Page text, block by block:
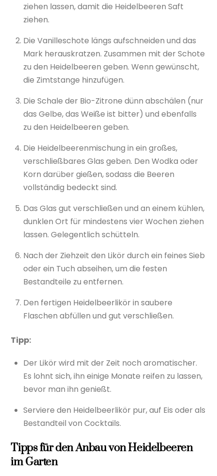
ziehen lassen, damit die Heidelbeeren Saft
ziehen.
Die Vanilleschote längs aufschneiden und das
Mark herauskratzen. Zusammen mit der Schote
zu den Heidelbeeren geben. Wenn gewünscht,
die Zimtstange hinzufügen.
Die Schale der Bio-Zitrone dünn abschälen (nur
das Gelbe, das Weiße ist bitter) und ebenfalls
zu den Heidelbeeren geben.
Die Heidelbeerenmischung in ein großes,
verschließbares Glas geben. Den Wodka oder
Korn darüber gießen, sodass die Beeren
vollständig bedeckt sind.
Das Glas gut verschließen und an einem kühlen,
dunklen Ort für mindestens vier Wochen ziehen
lassen. Gelegentlich schütteln.
Nach der Ziehzeit den Likör durch ein feines Sieb
oder ein Tuch abseihen, um die festen
Bestandteile zu entfernen.
Den fertigen Heidelbeerlikör in saubere
Flaschen abfüllen und gut verschließen.
Tipp:
Der Likör wird mit der Zeit noch aromatischer.
Es lohnt sich, ihn einige Monate reifen zu lassen,
bevor man ihn genießt.
Serviere den Heidelbeerlikör pur, auf Eis oder als
Bestandteil von Cocktails.
Tipps für den Anbau von Heidelbeeren
im Garten